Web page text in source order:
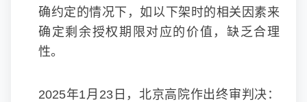
确约定的情况下，如以下架时的相关因素来
确定剩余授权期限对应的价值，缺乏合理
性。
2025年1月23日，北京高院作出终审判决：